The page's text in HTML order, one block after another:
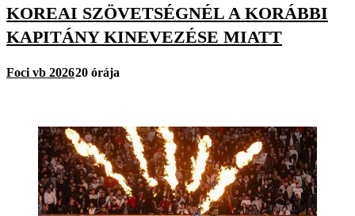
KOREAI SZÖVETSÉGNÉL A KORÁBBI
KAPITÁNY KINEVEZÉSE MIATT
Foci vb 202620 órája